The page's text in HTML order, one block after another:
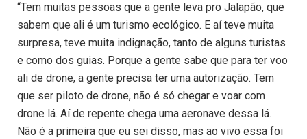
“Tem muitas pessoas que a gente leva pro Jalapão, que
sabem que ali é um turismo ecológico. E aí teve muita
surpresa, teve muita indignação, tanto de alguns turistas
e como dos guias. Porque a gente sabe que para ter voo
ali de drone, a gente precisa ter uma autorização. Tem
que ser piloto de drone, não é só chegar e voar com
drone lá. Aí de repente chega uma aeronave dessa lá.
Não é a primeira que eu sei disso, mas ao vivo essa foi